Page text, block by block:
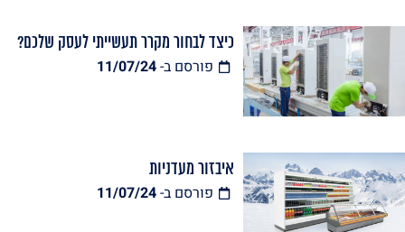
כיצד לבחור מקרר תעשייתי לעסק שלכם?
פורסם ב-11/07/24
איבזור מעדניות
פורסם ב-11/07/24